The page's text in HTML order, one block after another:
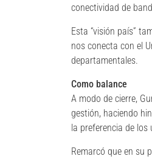
conectividad de
Esta “visión país”
nos conecta con el
departamentales.
Como balance
A modo de cierre,
gestión, haciendo
la preferencia de
Remarcó que en su